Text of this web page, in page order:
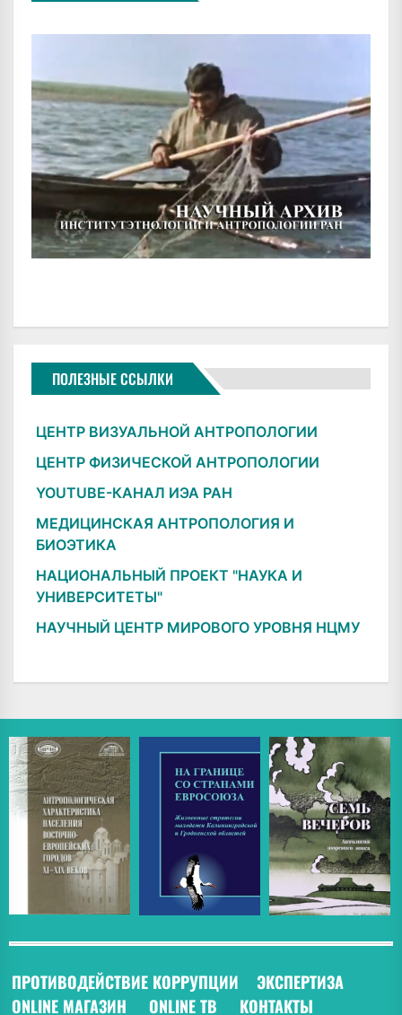
ПОЛЕЗНЫЕ ССЫЛКИ
ЦЕНТР ВИЗУАЛЬНОЙ АНТРОПОЛОГИИ
ЦЕНТР ФИЗИЧЕСКОЙ АНТРОПОЛОГИИ
YOUTUBE-КАНАЛ ИЭА РАН
МЕДИЦИНСКАЯ АНТРОПОЛОГИЯ И
БИОЭТИКА
НАЦИОНАЛЬНЫЙ ПРОЕКТ "НАУКА И
УНИВЕРСИТЕТЫ"
НАУЧНЫЙ ЦЕНТР МИРОВОГО УРОВНЯ НЦМУ
ПРОТИВОДЕЙСТВИЕ КОРРУПЦИИ ЭКСПЕРТИЗА
ONLINE МАГАЗИН
ONLINE ТВ КОНТАКТЫ